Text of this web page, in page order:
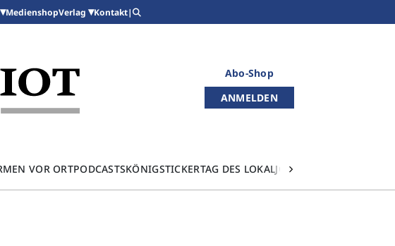
MedienshopVerlag Kontakt|
Abo-Shop
ANMELDEN
VOR ORTPODCASTSKÖNIGSTICKERTAG DES LOKALJOURNALISMUS